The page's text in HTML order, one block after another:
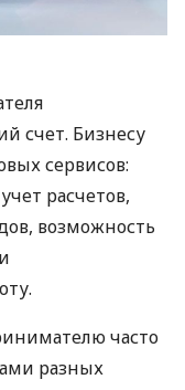
счет. Бизнесу
сервисов:
расчетов,
возможность
часто
разных